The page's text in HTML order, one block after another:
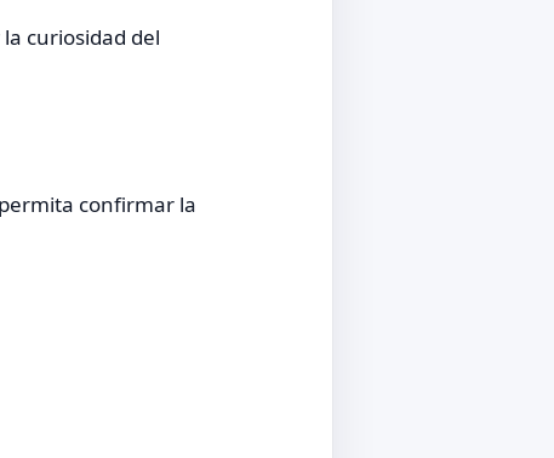
curiosidad del
confirmar la